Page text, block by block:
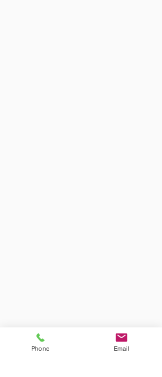
Phone Email